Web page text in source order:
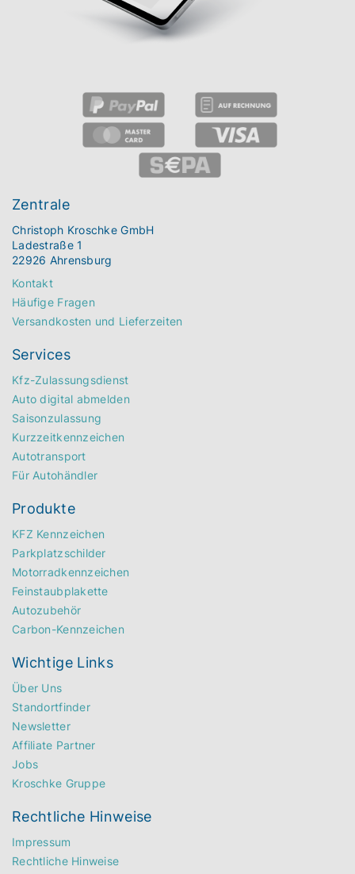
Zentrale
Christoph Kroschke GmbH
Ladestraße 1
22926 Ahrensburg
Kontakt
Häufige Fragen
Versandkosten und Lieferzeiten
Services
Kfz-Zulassungsdienst
Auto digital abmelden
Saisonzulassung
Kurzzeitkennzeichen
Autotransport
Für Autohändler
Produkte
KFZ Kennzeichen
Parkplatzschilder
Motorradkennzeichen
Feinstaubplakette
Autozubehör
Carbon-Kennzeichen
Wichtige Links
Über Uns
Standortfinder
Newsletter
Affiliate Partner
Jobs
Kroschke Gruppe
Rechtliche Hinweise
Impressum
Rechtliche Hinweise